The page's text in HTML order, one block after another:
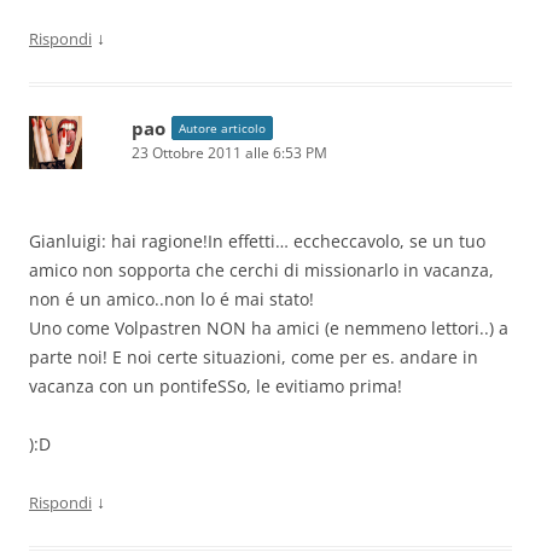
Rispondi ↓
pao Autore articolo
23 Ottobre 2011 alle 6:53 PM
Gianluigi: hai ragione!In effetti… eccheccavolo, se un tuo
amico non sopporta che cerchi di missionarlo in vacanza,
non é un amico..non lo é mai stato!
Uno come Volpastren NON ha amici (e nemmeno lettori..) a
parte noi! E noi certe situazioni, come per es. andare in
vacanza con un pontifeSSo, le evitiamo prima!
):D
Rispondi ↓